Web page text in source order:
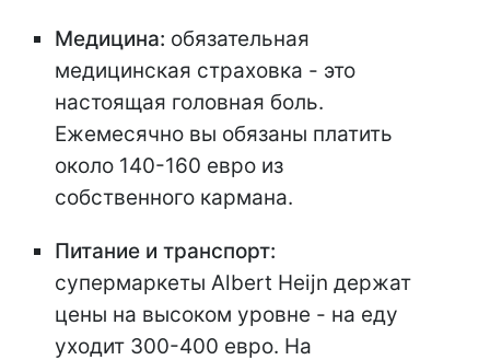
Медицина: обязательная
медицинская страховка - это
настоящая головная боль.
Ежемесячно вы обязаны платить
около 140-160 евро из
собственного кармана.
Питание и транспорт:
супермаркеты Albert Heijn держат
цены на высоком уровне - на еду
уходит 300-400 евро. На